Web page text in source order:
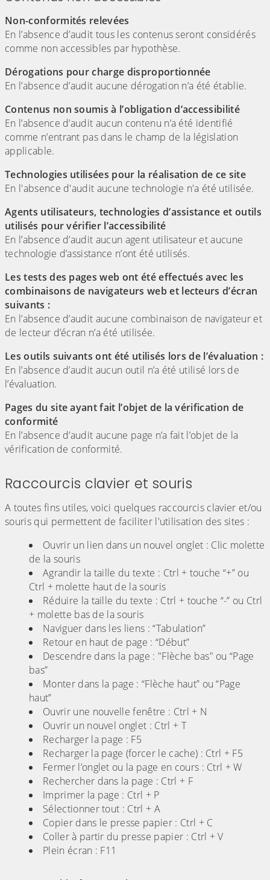
Non-conformités relevées
En l’absence d’audit tous les contenus seront considérés
comme non accessibles par hypothèse.
Dérogations pour charge disproportionnée
En l’absence d’audit aucune dérogation n’a été établie.
Contenus non soumis à l’obligation d’accessibilité
En l’absence d’audit aucun contenu n’a été identifié
comme n’entrant pas dans le champ de la législation
applicable.
Technologies utilisées pour la réalisation de ce site
En l'absence d'audit aucune technologie n'a été utilisée.
Agents utilisateurs, technologies d’assistance et outils
utilisés pour vérifier l’accessibilité
En l’absence d’audit aucun agent utilisateur et aucune
technologie d’assistance n’ont été utilisés.
Les tests des pages web ont été effectués avec les
combinaisons de navigateurs web et lecteurs d’écran
suivants :
En l’absence d’audit aucune combinaison de navigateur et
de lecteur d’écran n’a été utilisée.
Les outils suivants ont été utilisés lors de l’évaluation :
En l’absence d’audit aucun outil n’a été utilisé lors de
l’évaluation.
Pages du site ayant fait l’objet de la vérification de
conformité
En l’absence d’audit aucune page n’a fait l’objet de la
vérification de conformité.
Raccourcis clavier et souris
A toutes fins utiles, voici quelques raccourcis clavier et/ou
souris qui permettent de faciliter l'utilisation des sites :
Ouvrir un lien dans un nouvel onglet : Clic molette
de la souris
Agrandir la taille du texte : Ctrl + touche “+” ou
Ctrl + molette haut de la souris
Réduire la taille du texte : Ctrl + touche “-” ou Ctrl
+ molette bas de la souris
Naviguer dans les liens : “Tabulation”
Retour en haut de page : “Début”
Descendre dans la page : "Flèche bas" ou “Page
bas”
Monter dans la page : “Flèche haut” ou “Page
haut”
Ouvrir une nouvelle fenêtre : Ctrl + N
Ouvrir un nouvel onglet : Ctrl + T
Recharger la page : F5
Recharger la page (forcer le cache) : Ctrl + F5
Fermer l’onglet ou la page en cours : Ctrl + W
Rechercher dans la page : Ctrl + F
Imprimer la page : Ctrl + P
Sélectionner tout : Ctrl + A
Copier dans le presse papier : Ctrl + C
Coller à partir du presse papier : Ctrl + V
Plein écran : F11